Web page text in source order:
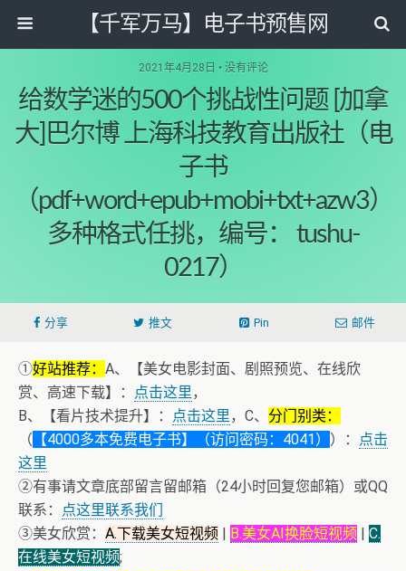
【千军万马】电子书预售网
2021年4月28日 • 没有评论
给数学迷的500个挑战性问题 [加拿
大]巴尔博 上海科技教育出版社（电
子书
（pdf+word+epub+mobi+txt+azw3）
多种格式任挑，编号： tushu-
0217）
分享 推文 Pin 邮件
①好站推荐： A、【美女电影封面、剧照预览、在线欣
赏、高速下载】：
点击这里，
B、【看片技术提升】：
点击这里，C、 分门别类：
（ 【4000多本免费电子书】（访问密码：4041） ）：
点击
这里
②有事请文章底部留言留邮箱（24小时回复您邮箱）或QQ
联系：
点这里联系我们
③美女欣赏： A.下载美女短视频 | B.美女AI换脸短视频 | C.
在线美女短视频;